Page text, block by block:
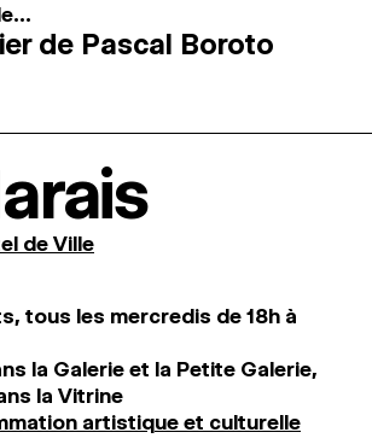
de Pascal Boroto
de Ville
tous les mercredis de 18h à
la Galerie et la Petite Galerie,
la Vitrine
artistique et culturelle